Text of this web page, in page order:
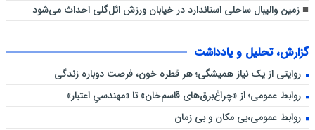
زمین والیبال ساحلی استاندارد در خیابان ورزش ائل‌گلی احداث می‌شود
گزارش، تحلیل و یادداشت
روایتی از یک نیاز همیشگی؛ هر قطره خون، فرصت دوباره زندگی
روابط عمومی؛ از «چراغ‌برق‌های قاسم‌خان» تا «مهندسیِ اعتبار»
روابط عمومی،بی مکان و بی زمان